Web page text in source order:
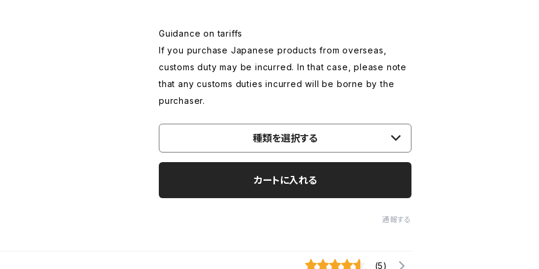
Guidance on tariffs
If you purchase Japanese products from overseas,
customs duty may be incurred. In that case, please note
that any customs duties incurred will be borne by the
purchaser.
種類を選択する
カートに入れる
通報する
(5)